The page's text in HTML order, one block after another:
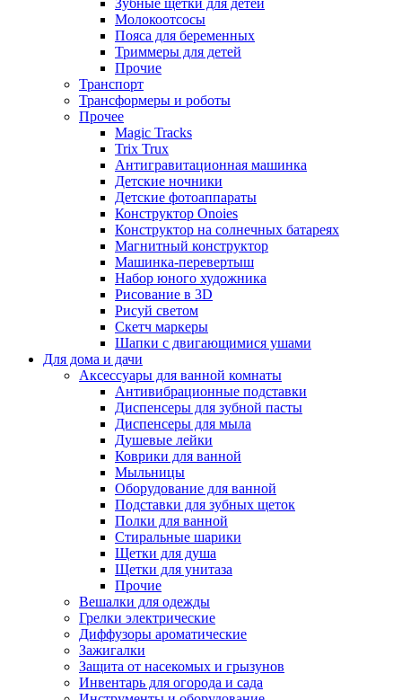
Зубные щетки для детей
Молокоотсосы
Пояса для беременных
Триммеры для детей
Прочие
Транспорт
Трансформеры и роботы
Прочее
Magic Tracks
Trix Trux
Антигравитационная машинка
Детские ночники
Детские фотоаппараты
Конструктор Onoies
Конструктор на солнечных батареях
Магнитный конструктор
Машинка-перевертыш
Набор юного художника
Рисование в 3D
Рисуй светом
Скетч маркеры
Шапки с двигающимися ушами
Для дома и дачи
Аксессуары для ванной комнаты
Антивибрационные подставки
Диспенсеры для зубной пасты
Диспенсеры для мыла
Душевые лейки
Коврики для ванной
Мыльницы
Оборудование для ванной
Подставки для зубных щеток
Полки для ванной
Стиральные шарики
Щетки для душа
Щетки для унитаза
Прочие
Вешалки для одежды
Грелки электрические
Диффузоры ароматические
Зажигалки
Защита от насекомых и грызунов
Инвентарь для огорода и сада